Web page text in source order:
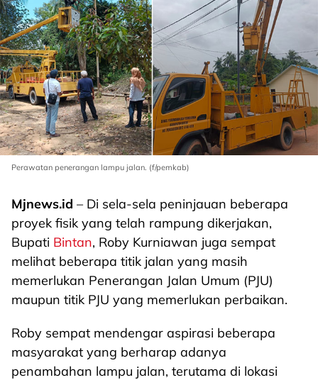
Perawatan penerangan lampu jalan. (f/pemkab)
Mjnews.id – Di sela-sela peninjauan beberapa
proyek fisik yang telah rampung dikerjakan,
Bupati Bintan, Roby Kurniawan juga sempat
melihat beberapa titik jalan yang masih
memerlukan Penerangan Jalan Umum (PJU)
maupun titik PJU yang memerlukan perbaikan.
Roby sempat mendengar aspirasi beberapa
masyarakat yang berharap adanya
penambahan lampu jalan, terutama di lokasi